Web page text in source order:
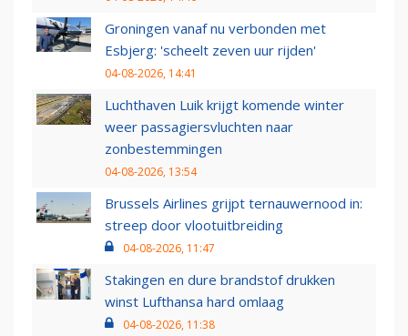
Groningen vanaf nu verbonden met
Esbjerg: 'scheelt zeven uur rijden'
04-08-2026, 14:41
Luchthaven Luik krijgt komende winter
weer passagiersvluchten naar
zonbestemmingen
04-08-2026, 13:54
Brussels Airlines grijpt ternauwernood in:
streep door vlootuitbreiding
04-08-2026, 11:47
Stakingen en dure brandstof drukken
winst Lufthansa hard omlaag
04-08-2026, 11:38